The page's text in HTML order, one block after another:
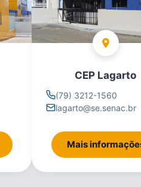
CEP Lagarto
(79) 3212-1560
lagarto@se.senac.br
Mais